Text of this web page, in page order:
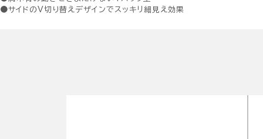
●サイドのV切り替えデザインでスッキリ細見え効果